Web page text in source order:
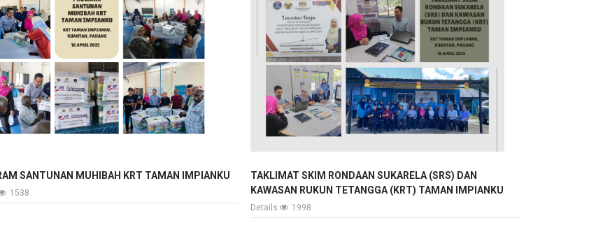
SANTUNAN MUHIBAH KRT TAMAN IMPIANKU
1538
TAKLIMAT SKIM RONDAAN SUKARELA (SRS) DAN
KAWASAN RUKUN TETANGGA (KRT) TAMAN IMPIANKU
Details 1998